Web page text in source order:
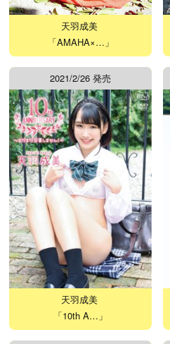
天羽成美
「AMAHA×…」
2021/2/26 発売
天羽成美
「10th A…」